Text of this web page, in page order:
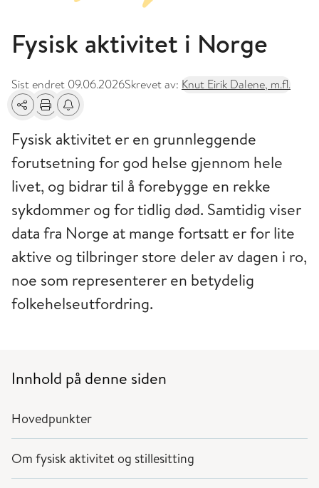
Fysisk aktivitet i Norge
Sist endret 09.06.2026Skrevet av: Knut Eirik Dalene, m.fl.
Del Skriv utFå varsel om endringer
Fysisk aktivitet er en grunnleggende
forutsetning for god helse gjennom hele
livet, og bidrar til å forebygge en rekke
sykdommer og for tidlig død. Samtidig viser
data fra Norge at mange fortsatt er for lite
aktive og tilbringer store deler av dagen i ro,
noe som representerer en betydelig
folkehelseutfordring.
Innhold på denne siden
Hovedpunkter
Om fysisk aktivitet og stillesitting